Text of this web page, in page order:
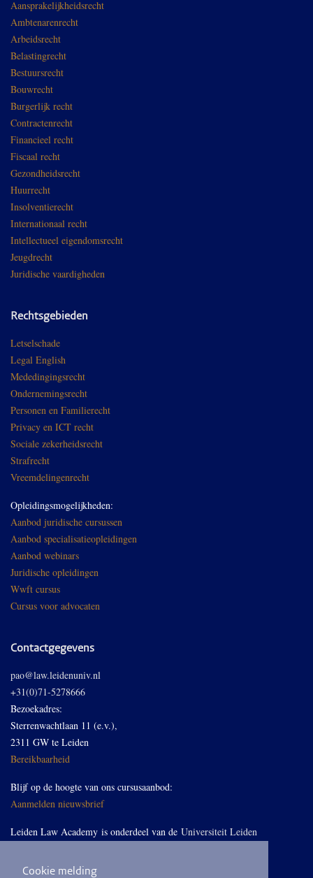
Cookie melding
Aansprakelijkheidsrecht
Ambtenarenrecht
Arbeidsrecht
Belastingrecht
Bestuursrecht
Bouwrecht
Burgerlijk recht
Contractenrecht
Financieel recht
Fiscaal recht
Gezondheidsrecht
Huurrecht
Insolventierecht
Internationaal recht
Intellectueel eigendomsrecht
Jeugdrecht
Juridische vaardigheden
Rechtsgebieden
Letselschade
Legal English
Mededingingsrecht
Ondernemingsrecht
Personen en Familierecht
Privacy en ICT recht
Sociale zekerheidsrecht
Strafrecht
Vreemdelingenrecht
Opleidingsmogelijkheden:
Aanbod juridische cursussen
Aanbod specialisatieopleidingen
Aanbod webinars
Juridische opleidingen
Wwft cursus
Cursus voor advocaten
Contactgegevens
pao@law.leidenuniv.nl
+31(0)71-5278666
Bezoekadres:
Sterrenwachtlaan 11 (e.v.),
2311 GW te Leiden
Bereikbaarheid
Blijf op de hoogte van ons cursusaanbod:
Aanmelden nieuwsbrief
Leiden Law Academy is onderdeel van de Universiteit Leiden
Volg ons op LinkedIn